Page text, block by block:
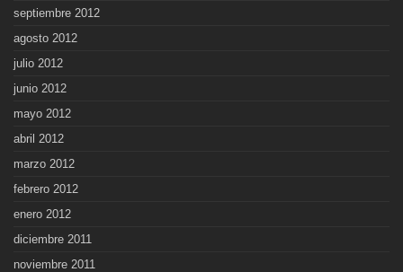
septiembre 2012
agosto 2012
julio 2012
junio 2012
mayo 2012
abril 2012
marzo 2012
febrero 2012
enero 2012
diciembre 2011
noviembre 2011